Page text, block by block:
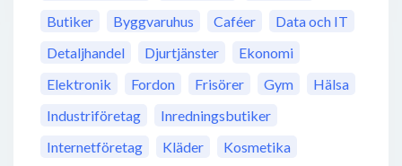
Butiker
Byggvaruhus Caféer
Data och IT
Detaljhandel
Djurtjänster
Ekonomi
Elektronik
Fordon Frisörer Gym
Hälsa
Industriföretag
Inredningsbutiker
Internetföretag
Kläder
Kosmetika